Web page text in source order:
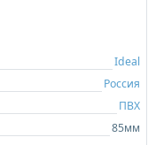
Ideal
Россия
ПВХ
85мм